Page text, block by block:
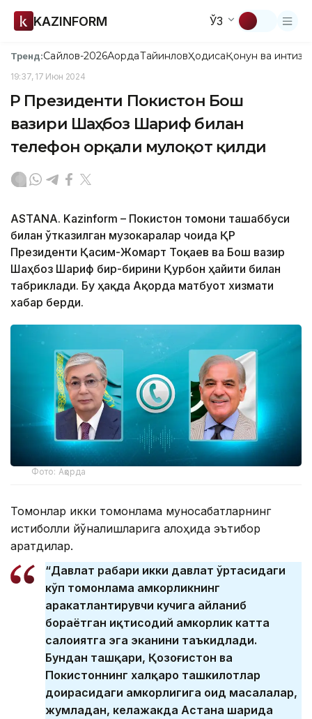
KAZINFORM ЎЗ
Тренд:Сайлов-2026АқордаТайинловҲодисаҚонун ва
19:37, 17 Июн 2024
ҚР Президенти Покистон Бош
вазири Шаҳбоз Шариф билан
телефон орқали мулоқот қилди
ASTANA. Kazinform – Покистон томони ташаббуси
билан ўтказилган музокаралар чоғида ҚР
Президенти Қасим-Жомарт Тоқаев ва Бош вазир
Шаҳбоз Шариф бир-бирини Қурбон ҳайити билан
табриклади. Бу ҳақда Ақорда матбуот хизмати
хабар берди.
Фото: Ақорда
Томонлар икки томонлама муносабатларнинг
истиқболли йўналишларига алоҳида эътибор
қаратдилар.
“Давлат раҳбари икки давлат ўртасидаги
кўп томонлама ҳамкорликнинг
ҳаракатлантирувчи кучига айланиб
бораётган иқтисодий ҳамкорлик катта
салоҳиятга эга эканини таъкидлади.
Бундан ташқари, Қозоғистон ва
Покистоннинг халқаро ташкилотлар
доирасидаги ҳамкорлигига оид масалалар,
жумладан, келажакда Астана шаҳрида